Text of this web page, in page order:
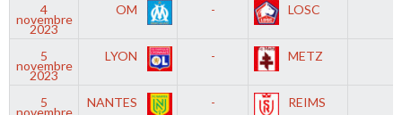
4
novembre
2023
OM - LOSC
5
novembre
2023
LYON - METZ
5
novembre
NANTES - REIMS